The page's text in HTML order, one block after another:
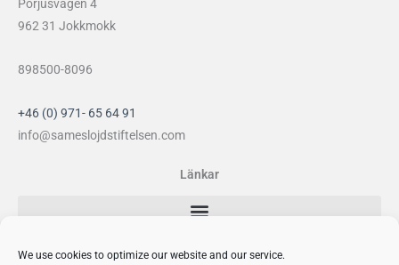
We use cookies to optimize our website and our service.
Porjusvägen 4
962 31 Jokkmokk
898500-8096
+46 (0) 971- 65 64 91
info@sameslojdstiftelsen.com
Länkar
Sociala medier